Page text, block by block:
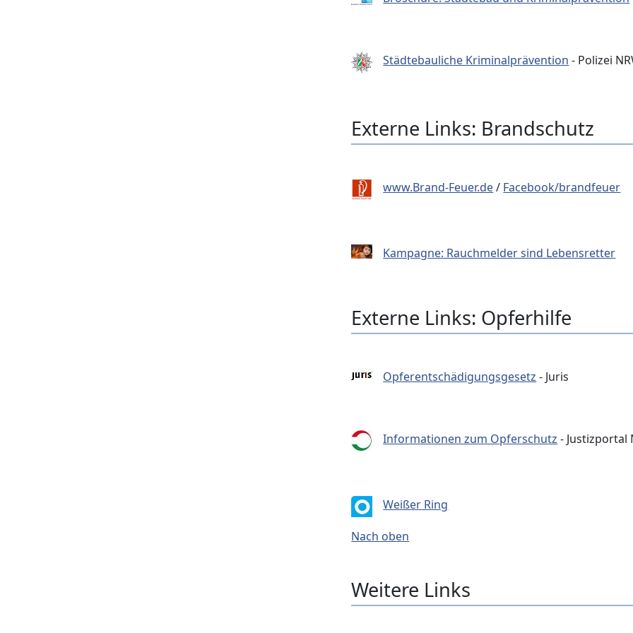
Städtebauliche Kriminalprävention - Polizei
Externe Links: Brandschutz
www.Brand-Feuer.de/ Facebook/brandfeuer
Kampagne: Rauchmelder sind Lebensretter
Externe Links: Opferhilfe
Opferentschädigungsgesetz - Juris
Informationen zum Opferschutz - Justizportal
Weißer Ring
Nach oben
Weitere Links